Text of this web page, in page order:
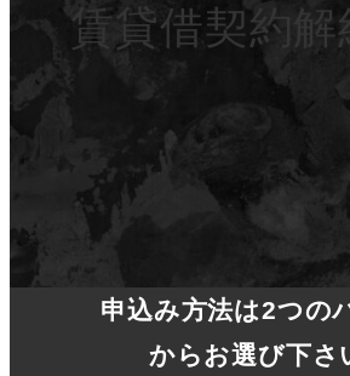
賃貸借契約解
申込み方法は2つの
からお選び下さ